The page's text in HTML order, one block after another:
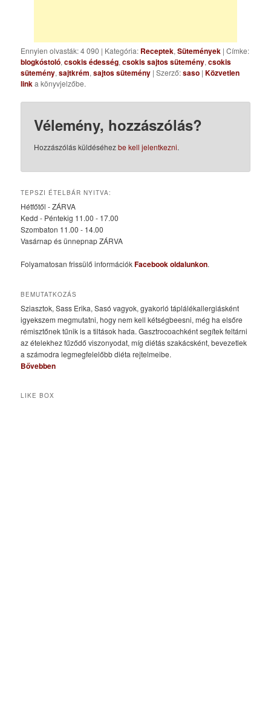
Ennyien olvasták: 4 090 | Kategória: Receptek,Sütemények | Címke:
blogkóstoló,csokis édesség,csokis sajtos sütemény,csokis
sütemény,sajtkrém,sajtos sütemény | Szerző:saso |Közvetlen
linka könyvjelzőbe.
Vélemény, hozzászólás?
Hozzászólás küldéséhezbe kell jelentkezni.
TEPSZI ÉTELBÁR NYITVA:
Hétfőtől - ZÁRVA
Kedd - Péntekig 11.00 - 17.00
Szombaton 11.00 - 14.00
Vasárnap és ünnepnap ZÁRVA
Folyamatosan frissülő információkFacebook oldalunkon.
BEMUTATKOZÁS
Sziasztok, Sass Erika, Sasó vagyok, gyakorló táplálékallergiásként
igyekszem megmutatni, hogy nem kell kétségbeesni, még ha elsőre
rémisztőnek tűnik is a tiltások hada. Gasztrocoachként segítek feltárni
az ételekhez fűződő viszonyodat, míg diétás szakácsként, bevezetlek
a számodra legmegfelelőbb diéta rejtelmeibe.
Bővebben
LIKE BOX